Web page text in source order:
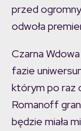
przed
odwoła
Czarna
fazie
którym po raz
Romanoff
będzie miała